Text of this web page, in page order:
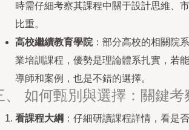
時需仔細考察其課程中關于設計思維、
比重。
高校繼續教育學院：部分高校的相關院
業培訓課程，優勢是理論體系扎實，若
導師和案例，也是不錯的選擇。
、 如何甄別與選擇：關鍵考
看課程大綱 ：仔細研讀課程詳情，看是